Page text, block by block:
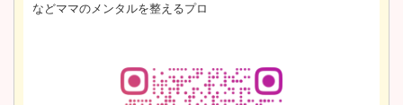
などママのメンタルを整えるプロ